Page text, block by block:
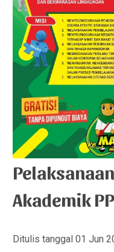
Akademik
Ditulis tanggal 01 Jun